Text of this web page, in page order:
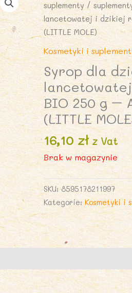
suplementy /
lancetowatej i dzikiej
(LITTLE MOLE)
Kosmetyki i
Syrop dla
BIO 250 g –
(LITTLE
16,10 zł z Vat
Brak w magazynie
SKU:8595178211997
Kategorie:Kosmetyki i